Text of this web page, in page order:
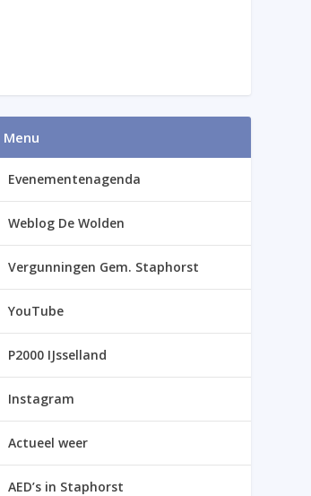
Menu
Evenementenagenda
Weblog De Wolden
Vergunningen Gem. Staphorst
YouTube
P2000 IJsselland
Instagram
Actueel weer
AED’s in Staphorst